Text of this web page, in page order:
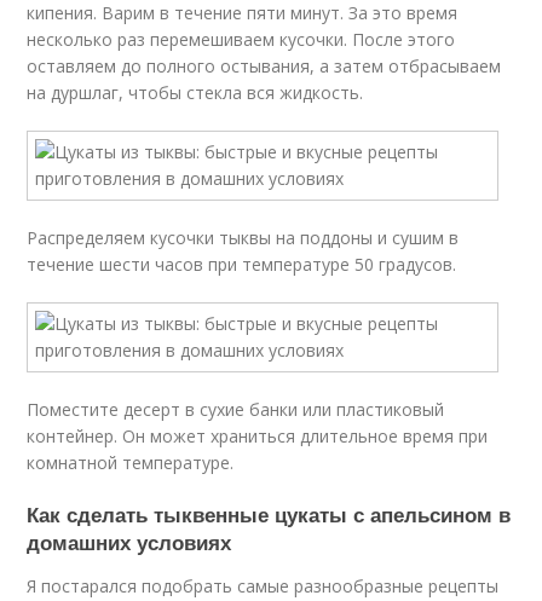
кипения. Варим в течение пяти минут. За это время
несколько раз перемешиваем кусочки. После этого
оставляем до полного остывания, а затем отбрасываем
на дуршлаг, чтобы стекла вся жидкость.
Распределяем кусочки тыквы на поддоны и сушим в
течение шести часов при температуре 50 градусов.
Поместите десерт в сухие банки или пластиковый
контейнер. Он может храниться длительное время при
комнатной температуре.
Как сделать тыквенные цукаты с апельсином в
домашних условиях
Я постарался подобрать самые разнообразные рецепты